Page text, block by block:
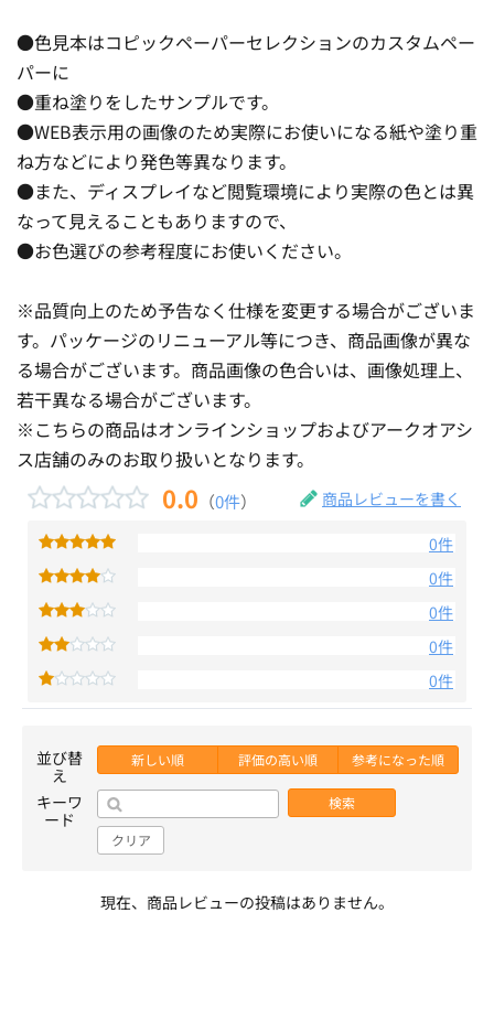
●色見本はコピックペーパーセレクションのカスタムペー
パーに
●重ね塗りをしたサンプルです。
●WEB表示用の画像のため実際にお使いになる紙や塗り重
ね方などにより発色等異なります。
●また、ディスプレイなど閲覧環境により実際の色とは異
なって見えることもありますので、
●お色選びの参考程度にお使いください。
※品質向上のため予告なく仕様を変更する場合がございま
す。パッケージのリニューアル等につき、商品画像が異な
る場合がございます。商品画像の色合いは、画像処理上、
若干異なる場合がございます。
※こちらの商品はオンラインショップおよびアークオアシ
ス店舗のみのお取り扱いとなります。
0.0 （0件） 商品レビューを書く
0件
0件
0件
0件
0件
並び替
え
新しい順 評価の高い順 参考になった順
キーワ
ード
検索
クリア
現在、商品レビューの投稿はありません。